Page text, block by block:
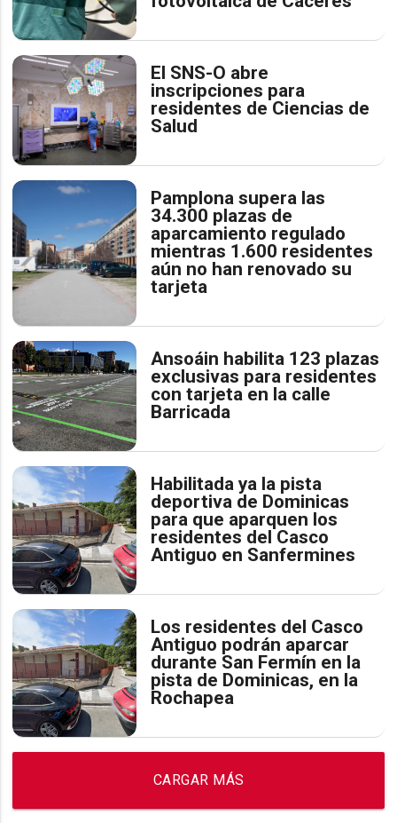
El SNS-O abre
inscripciones para
residentes de Ciencias de
Salud
Pamplona supera las
34.300 plazas de
aparcamiento regulado
mientras 1.600 residentes
aún no han renovado su
tarjeta
Ansoáin habilita 123 plazas
exclusivas para residentes
con tarjeta en la calle
Barricada
Habilitada ya la pista
deportiva de Dominicas
para que aparquen los
residentes del Casco
Antiguo en Sanfermines
Los residentes del Casco
Antiguo podrán aparcar
durante San Fermín en la
pista de Dominicas, en la
Rochapea
CARGAR MÁS